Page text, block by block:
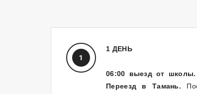
1 ДЕНЬ
06:00 выезд от школы.
Переезд в Тамань.